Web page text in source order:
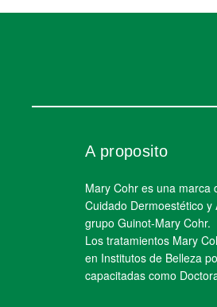
A proposito
Mary Cohr es una marca
Cuidado Dermoestético
grupo Guinot-Mary Cohr.
Los tratamientos Mary
en Institutos de Belleza
capacitadas como